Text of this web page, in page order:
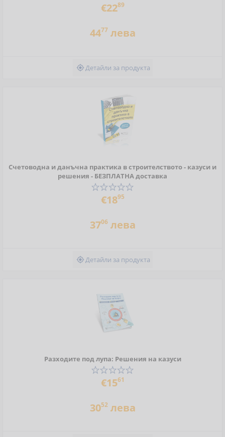
€2289
4477лева
Детайли за продукта
Счетоводна и данъчна практика в строителството - казуси и
решения - БЕЗПЛАТНА доставка
€1895
3706лева
Детайли за продукта
Разходите под лупа: Решения на казуси
€1561
3052лева